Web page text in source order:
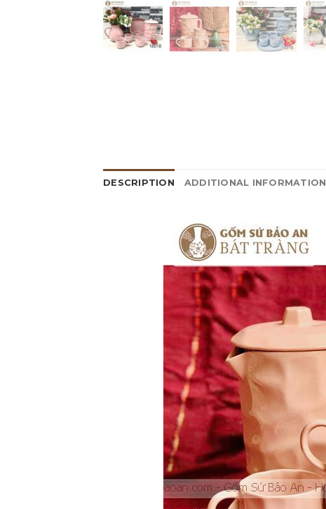
DESCRIPTION ADDITIONAL INFORMATION